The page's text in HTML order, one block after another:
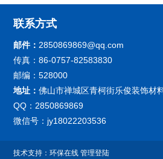
联系方式
邮件： 2850869869@qq.com
传真：86-0757-82583830
邮编：528000
地址：佛山市禅城区青柯街乐俊装饰材
QQ：2850869869
微信号：jy18022203536
技术支持：环保在线 管理登陆